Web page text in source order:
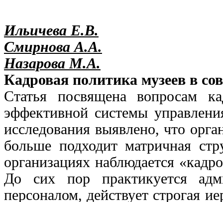
Ильичева Е.В.
Смирнова А.А.
Назарова М.А.
Кадровая политика музеев в
Статья посвящена вопросам
эффективной системы
исследования выявлено, что
больше подходит матричная
организациях наблюдается
До сих пор практикуется
персоналом, действует строгая